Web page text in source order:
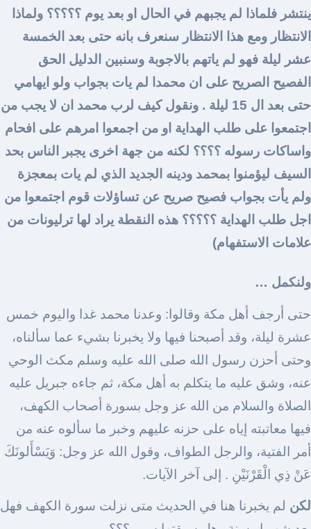
ينتشر فلماذا لم يجبهم في الحال او بعد يوم ؟؟؟؟؟ ولماذا
الانتظار ومع هذا الانتظار سنعرف بانه حتى بعد الخمسة
عشر ليلة فهو لم ياتهم بالاجوبة وسنبين الدليل الحق
الفصيح الصريح على ان محمدا لم يات بجواب ولو ايهامي
حتى بعد ال 15 ليلة . ونقول كيف لرب محمد ان لا يجب من
اجتمعوا على طلب الهداية او من اجمعوا امرهم على افحام
واساكات رسوله ؟؟؟؟ لكنه من جهة اخرى يجبر الناس بحد
السيف ليؤمنوا بمحمد ودينه الجديد الذي لم يات بمعجزة
ولم يأت بجواب فصيح صريح عن تساؤلات قوم اجتمعوا من
اجل طلب الهداية ؟؟؟؟؟ هذه النقطة يراد لها ترليونات من
علامات الاستفهام)
ولنكمل …
حتى أرجف أهل مكة وقالوا: وعدنا محمد غدا واليوم خمس
عشرة ليلة، وقد أصبحنا فيها ولا يخبرنا بشيء عما سألناه،
وحتى أحزن رسول الله صلى الله عليه وسلم مكث الوحي
عنه، وشق عليه ما يتكلم به أهل مكة، ثم جاءه جبريل عليه
الصلاة والسلام من الله عز وجل بسورة أصحاب الكهف،
فيها معاتبته إياه على حزنه عليهم وخبر ما سألوه عنه من
أمر الفتية، والرجل الطواف، وقول الله عز وجل: وَيَسْأَلونَكَ
عَنْ ذِي الْقَرْنَيْنِ . إلى آخر الآيات.
لكن لم يخبرنا هنا في الحديث متى نزلت سورة الكهف فهل